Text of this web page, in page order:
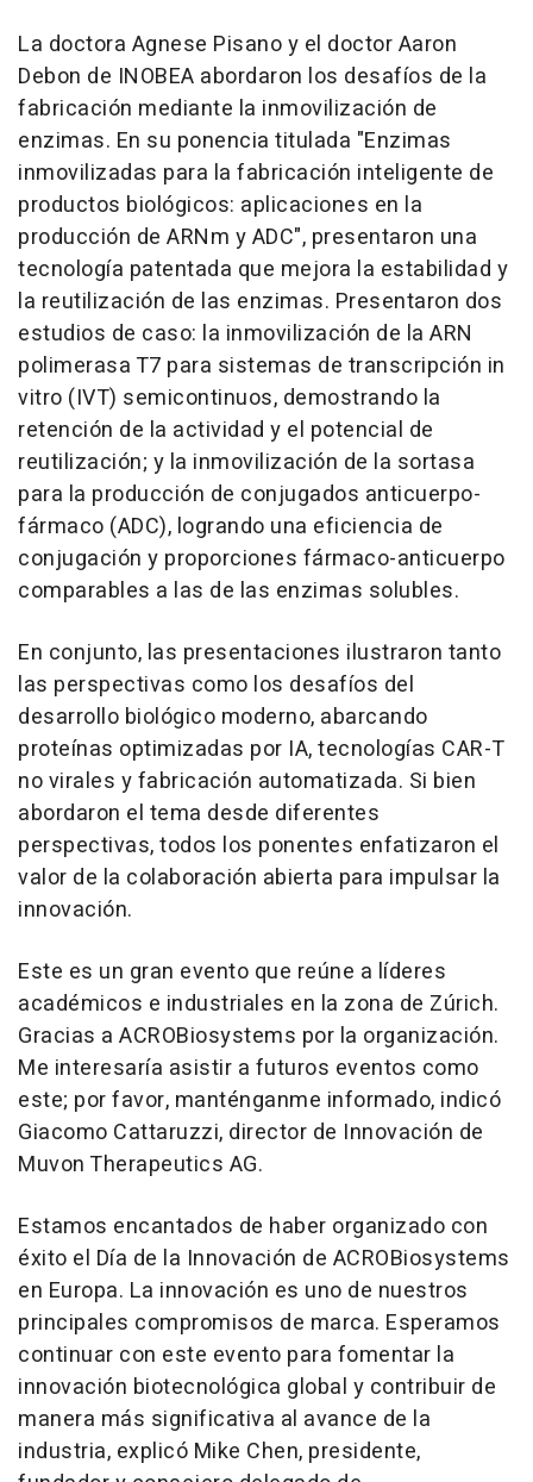
La doctora Agnese Pisano y el doctor Aaron
Debon de INOBEA abordaron los desafíos de la
fabricación mediante la inmovilización de
enzimas. En su ponencia titulada "Enzimas
inmovilizadas para la fabricación inteligente de
productos biológicos: aplicaciones en la
producción de ARNm y ADC", presentaron una
tecnología patentada que mejora la estabilidad y
la reutilización de las enzimas. Presentaron dos
estudios de caso: la inmovilización de la ARN
polimerasa T7 para sistemas de transcripción in
vitro (IVT) semicontinuos, demostrando la
retención de la actividad y el potencial de
reutilización; y la inmovilización de la sortasa
para la producción de conjugados anticuerpo-
fármaco (ADC), logrando una eficiencia de
conjugación y proporciones fármaco-anticuerpo
comparables a las de las enzimas solubles.
En conjunto, las presentaciones ilustraron tanto
las perspectivas como los desafíos del
desarrollo biológico moderno, abarcando
proteínas optimizadas por IA, tecnologías CAR-T
no virales y fabricación automatizada. Si bien
abordaron el tema desde diferentes
perspectivas, todos los ponentes enfatizaron el
valor de la colaboración abierta para impulsar la
innovación.
Este es un gran evento que reúne a líderes
académicos e industriales en la zona de Zúrich.
Gracias a ACROBiosystems por la organización.
Me interesaría asistir a futuros eventos como
este; por favor, manténganme informado, indicó
Giacomo Cattaruzzi, director de Innovación de
Muvon Therapeutics AG.
Estamos encantados de haber organizado con
éxito el Día de la Innovación de ACROBiosystems
en Europa. La innovación es uno de nuestros
principales compromisos de marca. Esperamos
continuar con este evento para fomentar la
innovación biotecnológica global y contribuir de
manera más significativa al avance de la
industria, explicó Mike Chen, presidente,